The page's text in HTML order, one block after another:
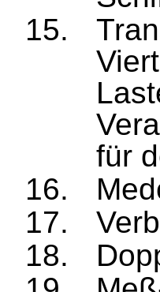
für